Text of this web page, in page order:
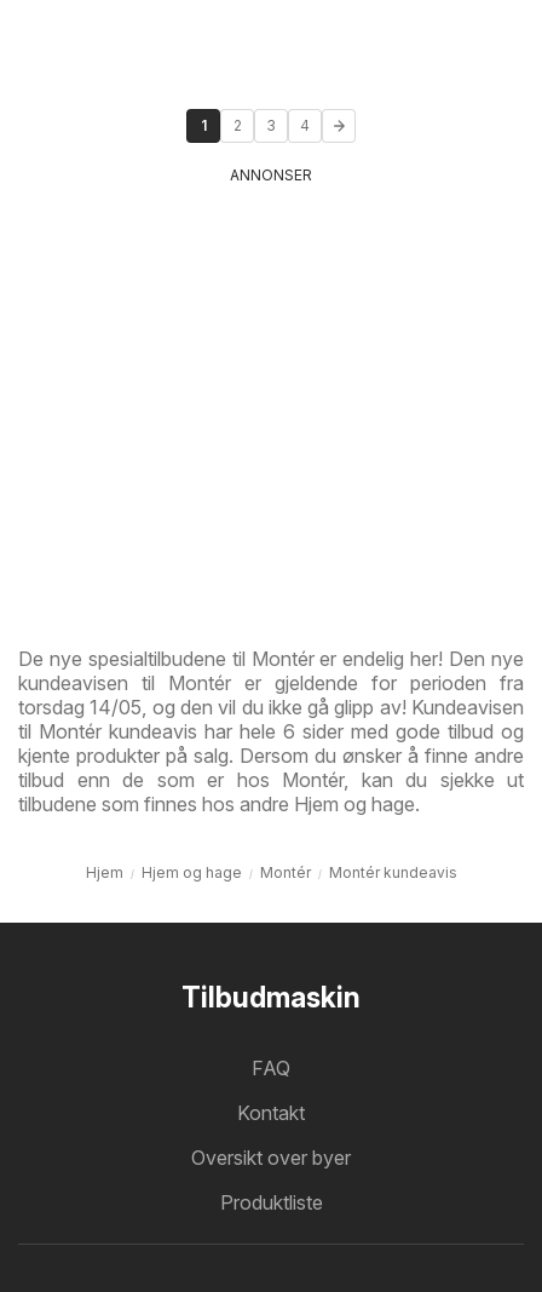
1 2 3 4
ANNONSER
De nye spesialtilbudene til Montér er endelig her! Den nye
kundeavisen til Montér er gjeldende for perioden fra
torsdag 14/05, og den vil du ikke gå glipp av! Kundeavisen
til Montér kundeavis har hele 6 sider med gode tilbud og
kjente produkter på salg. Dersom du ønsker å finne andre
tilbud enn de som er hos Montér, kan du sjekke ut
tilbudene som finnes hos andre Hjem og hage.
Hjem Hjem og hage Montér Montér kundeavis
Tilbudmaskin
FAQ
Kontakt
Oversikt over byer
Produktliste